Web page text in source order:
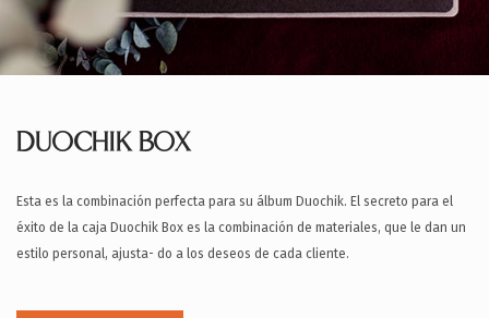
DUOCHIK BOX
Esta es la combinación perfecta para su álbum Duochik. El secreto para el
éxito de la caja Duochik Box es la combinación de materiales, que le dan un
estilo personal, ajusta- do a los deseos de cada cliente.